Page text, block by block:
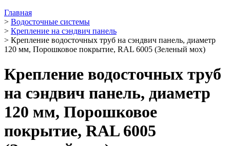
Главная
> Водосточные системы
> Крепление на сэндвич панель
> Крепление водосточных труб на сэндвич панель, диаметр
120 мм, Порошковое покрытие, RAL 6005 (Зеленый мох)
Крепление водосточных труб
на сэндвич панель, диаметр
120 мм, Порошковое
покрытие, RAL 6005